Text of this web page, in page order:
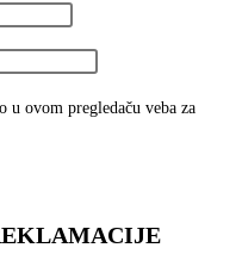
u ovom pregledaču veba za